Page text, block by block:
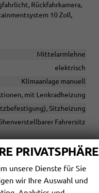
Rückfahrkamera,
10 Zoll,
Mittelarmlehne
elektrisch
Klimaanlage manuell
mit Lenkradheizung
Sitzheizung
Fahrersitz
Auto, Apple CarPlay
vorhanden
Bluetooth
PRIVATSPHÄRE
unsere Dienste für Sie
wir Ihre Auswahl und